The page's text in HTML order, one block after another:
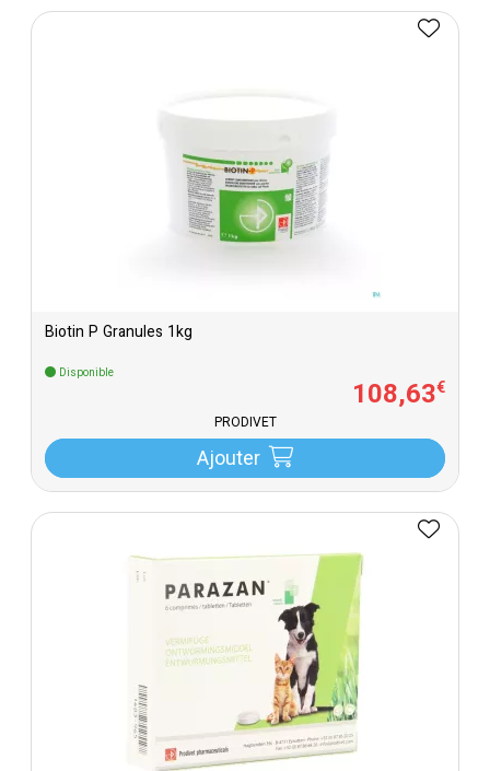
Biotin P Granules 1kg
Disponible
108,63€
PRODIVET
Ajouter